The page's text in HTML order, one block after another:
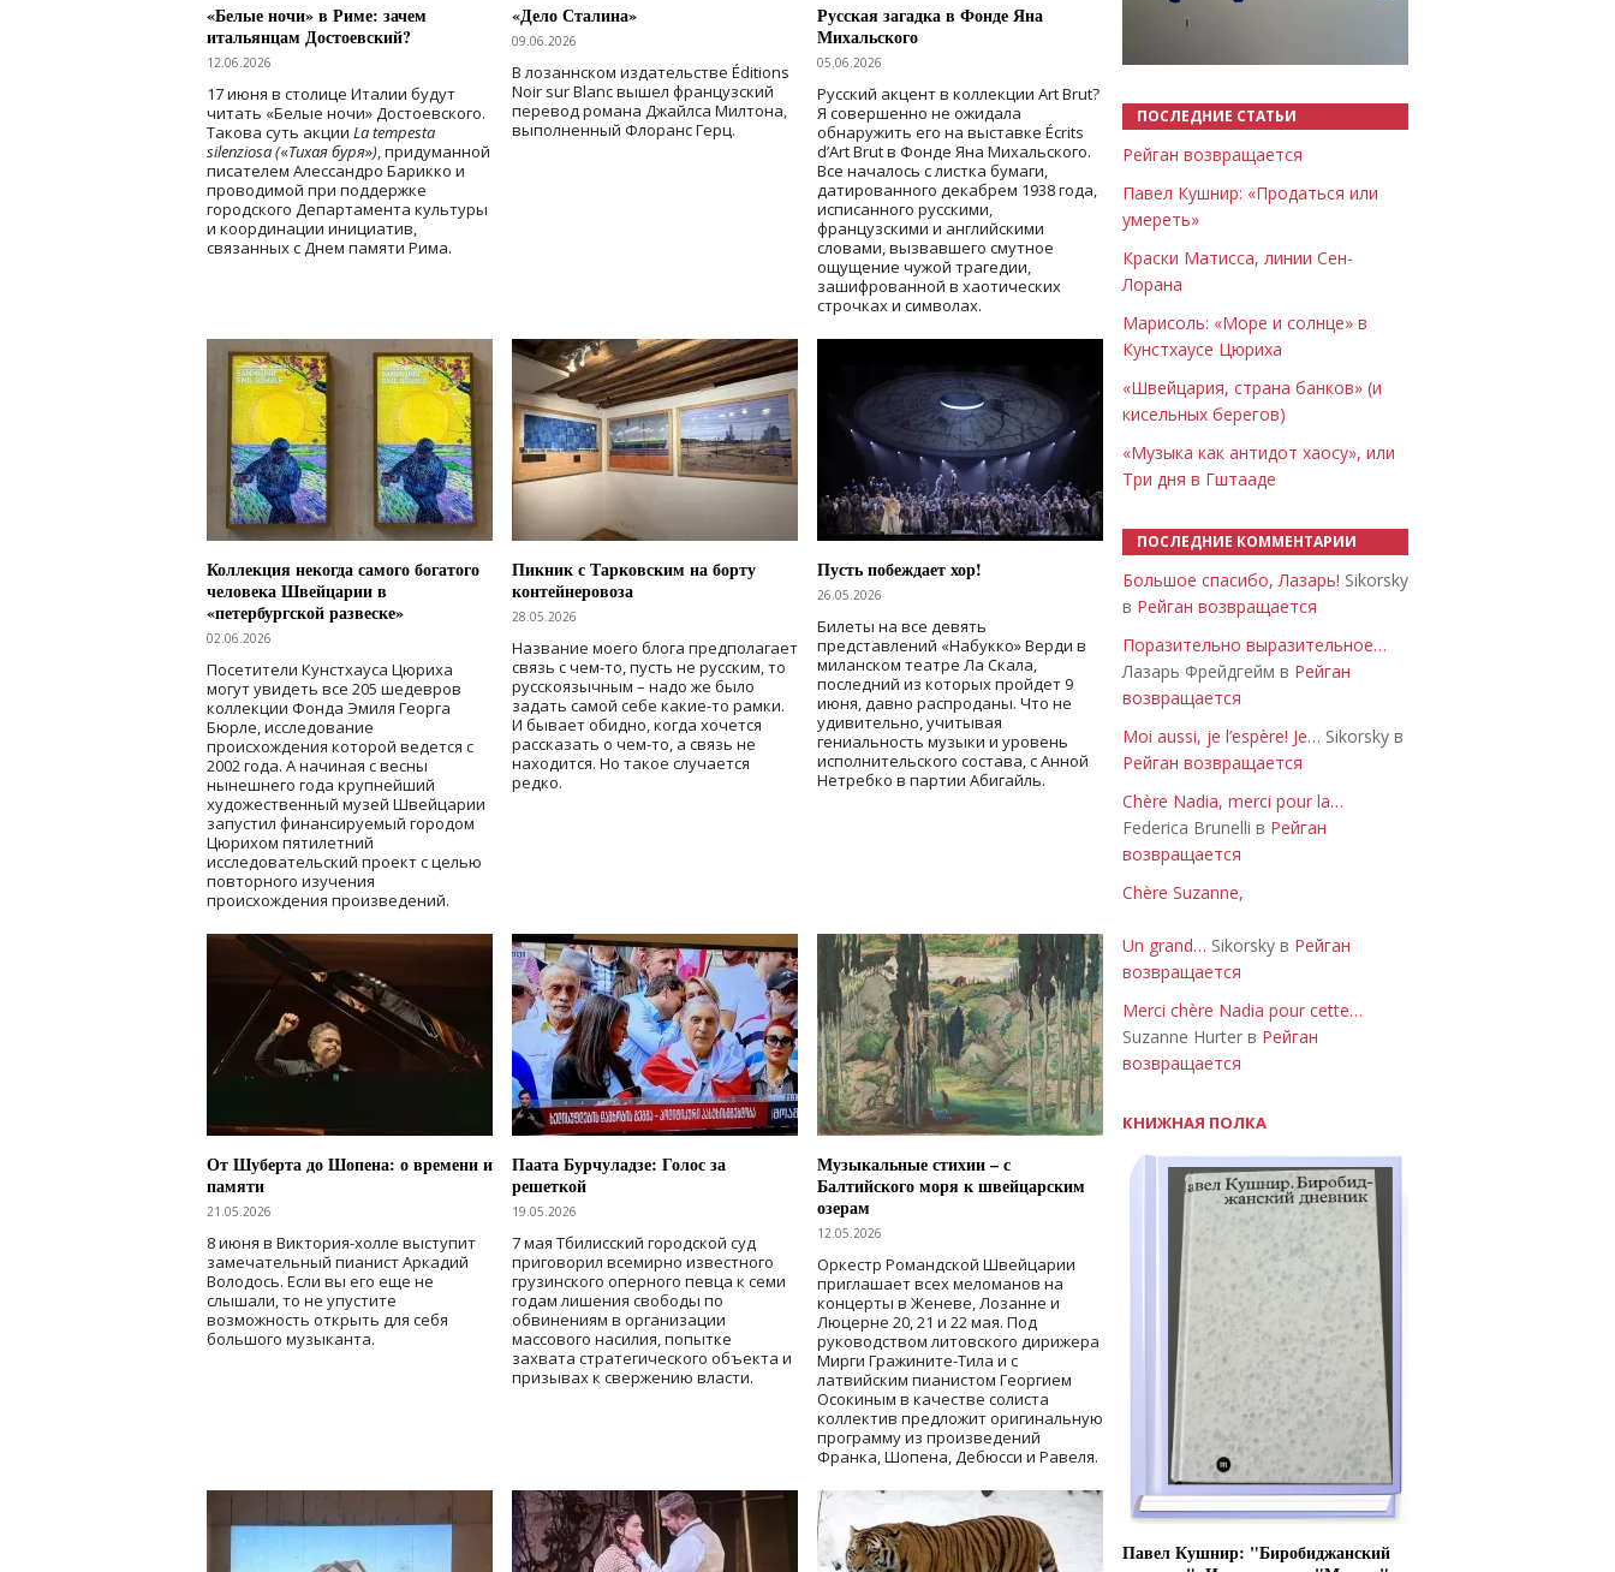
«Белые ночи» в Риме: зачем
итальянцам Достоевский?
12.06.2026
17 июня в столице Италии будут
читать «Белые ночи» Достоевского.
Такова суть акции La tempesta
silenziosa («Тихая буря»), придуманной
писателем Алессандро Барикко и
проводимой при поддержке
городского Департамента культуры
и координации инициатив,
связанных с Днем памяти Рима.
«Дело Сталина»
09.06.2026
В лозаннском издательстве Éditions
Noir sur Blanc вышел французский
перевод романа Джайлса Милтона,
выполненный Флоранс Герц.
Русская загадка в Фонде Яна
Михальского
05.06.2026
Русский акцент в коллекции Art Brut?
Я совершенно не ожидала
обнаружить его на выставке Écrits
d’Art Brut в Фонде Яна Михальского.
Все началось с листка бумаги,
датированного декабрем 1938 года,
исписанного русскими,
французскими и английскими
словами, вызвавшего смутное
ощущение чужой трагедии,
зашифрованной в хаотических
строчках и символах.
Коллекция некогда самого богатого
человека Швейцарии в
«петербургской развеске»
02.06.2026
Посетители Кунстхауса Цюриха
могут увидеть все 205 шедевров
коллекции Фонда Эмиля Георга
Бюрле, исследование
происхождения которой ведется с
2002 года. А начиная с весны
нынешнего года крупнейший
художественный музей Швейцарии
запустил финансируемый городом
Цюрихом пятилетний
исследовательский проект с целью
повторного изучения
происхождения произведений.
Пикник с Тарковским на борту
контейнеровоза
28.05.2026
Название моего блога предполагает
связь с чем-то, пусть не русским, то
русскоязычным – надо же было
задать самой себе какие-то рамки.
И бывает обидно, когда хочется
рассказать о чем-то, а связь не
находится. Но такое случается
редко.
Пусть побеждает хор!
26.05.2026
Билеты на все девять
представлений «Набукко» Верди в
миланском театре Ла Скала,
последний из которых пройдет 9
июня, давно распроданы. Что не
удивительно, учитывая
гениальность музыки и уровень
исполнительского состава, с Анной
Нетребко в партии Абигайль.
От Шуберта до Шопена: о времени и
памяти
21.05.2026
8 июня в Виктория-холле выступит
замечательный пианист Аркадий
Володось. Если вы его еще не
слышали, то не упустите
возможность открыть для себя
большого музыканта.
Паата Бурчуладзе: Голос за
решеткой
19.05.2026
7 мая Тбилисский городской суд
приговорил всемирно известного
грузинского оперного певца к семи
годам лишения свободы по
обвинениям в организации
массового насилия, попытке
захвата стратегического объекта и
призывах к свержению власти.
Музыкальные стихии – с
Балтийского моря к швейцарским
озерам
12.05.2026
Оркестр Романдской Швейцарии
приглашает всех меломанов на
концерты в Женеве, Лозанне и
Люцерне 20, 21 и 22 мая. Под
руководством литовского дирижера
Мирги Гражините-Тила и с
латвийским пианистом Георгием
Осокиным в качестве солиста
коллектив предложит оригинальную
программу из произведений
Франка, Шопена, Дебюсси и Равеля.
ПОСЛЕДНИЕ СТАТЬИ
Рейган возвращается
Павел Кушнир: «Продаться или
умереть»
Краски Матисса, линии Сен-
Лорана
Марисоль: «Море и солнце» в
Кунстхаусе Цюриха
«Швейцария, страна банков» (и
кисельных берегов)
«Музыка как антидот хаосу», или
Три дня в Гштааде
ПОСЛЕДНИЕ КОММЕНТАРИИ
Большое спасибо, Лазарь! Sikorsky
в Рейган возвращается
Поразительно выразительное…
Лазарь Фрейдгейм в Рейган
возвращается
Moi aussi, je l’espère! Je… Sikorsky в
Рейган возвращается
Chère Nadia, merci pour la…
Federica Brunelli в Рейган
возвращается
Chère Suzanne,
Un grand… Sikorsky в Рейган
возвращается
Merci chère Nadia pour cette…
Suzanne Hurter в Рейган
возвращается
КНИЖНАЯ ПОЛКА
Павел Кушнир: "Биробиджанский